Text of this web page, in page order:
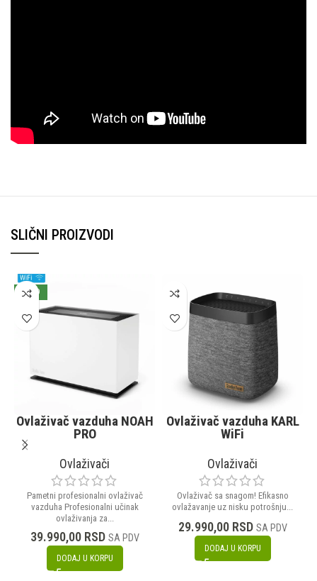
SLIČNI PROIZVODI
NOVO
Ovlaživač vazduha NOAH
PRO
Ovlaživači
Pametni profesionalni ovlaživač
vazduha Profesionalni učinak
ovlaživanja za...
39.990,00 RSD SA PDV
DODAJ U KORPU
Ovlaživač vazduha KARL
WiFi
Ovlaživači
Ovlaživač sa snagom! Efikasno
ovlažavanje uz nisku potrošnju...
29.990,00 RSD SA PDV
DODAJ U KORPU